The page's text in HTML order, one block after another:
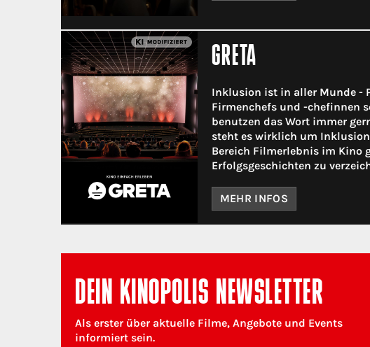
GRETA
Inklusion ist in aller Munde -
Firmenchefs und -chefinnen
benutzen das Wort immer
steht es wirklich um
Bereich Filmerlebnis im Kino
Erfolgsgeschichten zu
MEHR INFOS
DEIN KINOPOLIS NEWSLETTER
Als erster über aktuelle Filme, Angebote und Events
informiert sein.